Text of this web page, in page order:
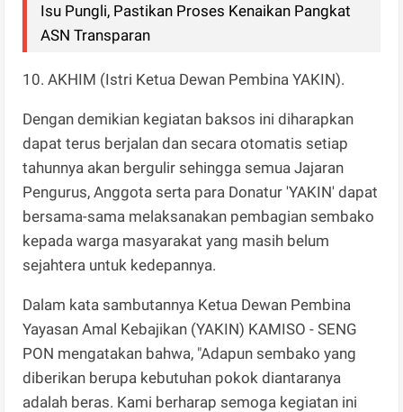
Isu Pungli, Pastikan Proses Kenaikan Pangkat
ASN Transparan
10. AKHIM (Istri Ketua Dewan Pembina YAKIN).
Dengan demikian kegiatan baksos ini diharapkan
dapat terus berjalan dan secara otomatis setiap
tahunnya akan bergulir sehingga semua Jajaran
Pengurus, Anggota serta para Donatur 'YAKIN' dapat
bersama-sama melaksanakan pembagian sembako
kepada warga mas­yarakat yang masih belum
sejahtera untuk kedepannya.
Dalam kata sambutannya Ketua Dewan Pembina
Yayasan Amal Kebajikan (YAKIN) KAMISO - SENG
PON mengatakan bahwa, "Adapun sembako yang
diberikan berupa kebutuhan pokok diantaranya
adalah beras. Kami berharap semoga kegiatan ini